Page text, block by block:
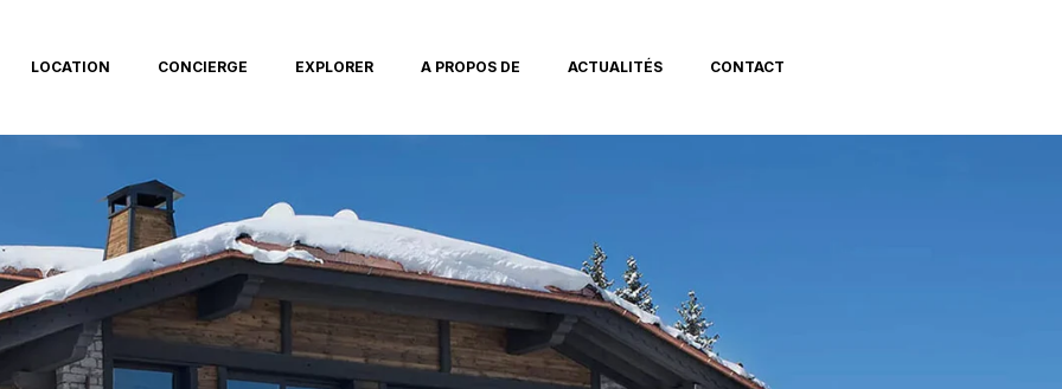
LOCATION CONCIERGE EXPLORER A PROPOS DE ACTUALITÉS CONTACT